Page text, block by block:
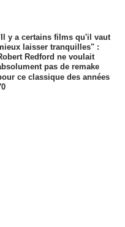
y a certains films qu'il vaut
laisser tranquilles" :
Redford ne voulait
pas de remake
ce classique des années